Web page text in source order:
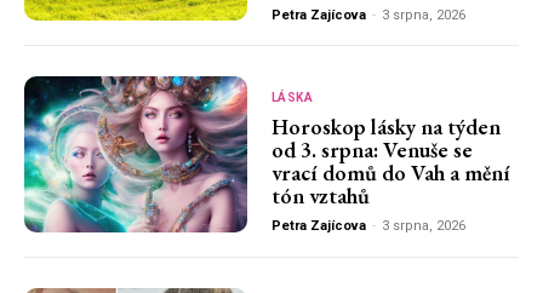
Petra Zajícova - 3 srpna, 2026
LÁSKA
Horoskop lásky na týden
od 3. srpna: Venuše se
vrací domů do Vah a mění
tón vztahů
Petra Zajícova - 3 srpna, 2026